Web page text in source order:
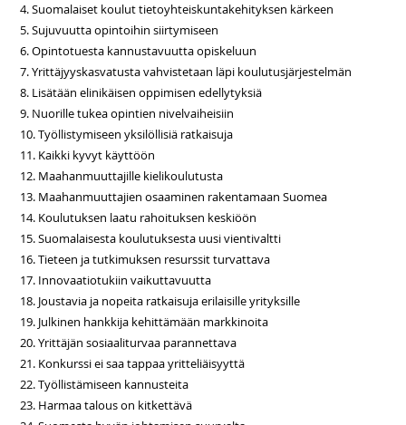
4. Suomalaiset koulut tietoyhteiskuntakehityksen kärkeen
5. Sujuvuutta opintoihin siirtymiseen
6. Opintotuesta kannustavuutta opiskeluun
7. Yrittäjyyskasvatusta vahvistetaan läpi koulutusjärjestelmän
8. Lisätään elinikäisen oppimisen edellytyksiä
9. Nuorille tukea opintien nivelvaiheisiin
10. Työllistymiseen yksilöllisiä ratkaisuja
11. Kaikki kyvyt käyttöön
12. Maahanmuuttajille kielikoulutusta
13. Maahanmuuttajien osaaminen rakentamaan Suomea
14. Koulutuksen laatu rahoituksen keskiöön
15. Suomalaisesta koulutuksesta uusi vientivaltti
16. Tieteen ja tutkimuksen resurssit turvattava
17. Innovaatiotukiin vaikuttavuutta
18. Joustavia ja nopeita ratkaisuja erilaisille yrityksille
19. Julkinen hankkija kehittämään markkinoita
20. Yrittäjän sosiaaliturvaa parannettava
21. Konkurssi ei saa tappaa yritteliäisyyttä
22. Työllistämiseen kannusteita
23. Harmaa talous on kitkettävä